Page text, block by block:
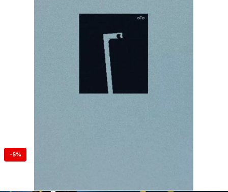
-5%